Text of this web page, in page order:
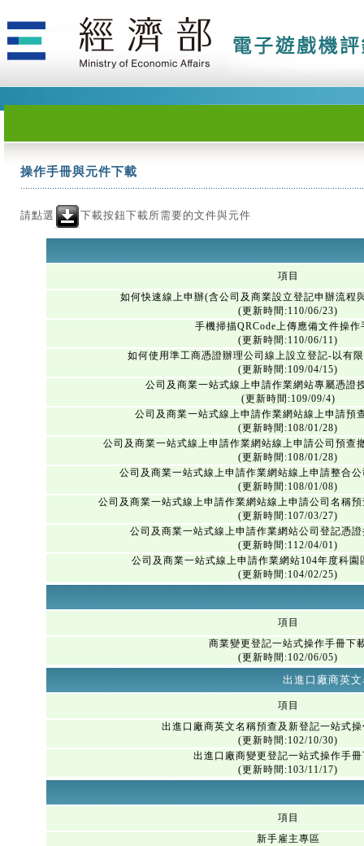
操作手冊與元件下載
請點選 下載按鈕下載所需要的文件與元件
項目
如何快速線上申辦(含公司及商業設立登記申辦流程
(更新時間:110/06/23)
手機掃描QRCode上傳應備文件操作
(更新時間:110/06/11)
如何使用準工商憑證辦理公司線上設立登記-以有
(更新時間:109/04/15)
公司及商業一站式線上申請作業網站專屬憑證
(更新時間:109/09/4)
公司及商業一站式線上申請作業網站線上申請預
(更新時間:108/01/28)
公司及商業一站式線上申請作業網站線上申請公司預查
(更新時間:108/01/28)
公司及商業一站式線上申請作業網站線上申請整合
(更新時間:108/01/08)
公司及商業一站式線上申請作業網站線上申請公司名稱
(更新時間:107/03/27)
公司及商業一站式線上申請作業網站公司登記憑
(更新時間:112/04/01)
公司及商業一站式線上申請作業網站104年度科園
(更新時間:104/02/25)
項目
商業變更登記一站式操作手冊下
(更新時間:102/06/05)
出進口廠商英
項目
出進口廠商英文名稱預查及新登記一站式
(更新時間:102/10/30)
出進口廠商變更登記一站式操作手
(更新時間:103/11/17)
項目
新手雇主專區